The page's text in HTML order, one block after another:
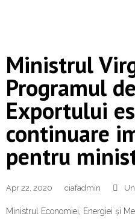
Ministrul
Programul
Exportului
continuare
pentru
Apr 22, 2020 ciafadmin
Ministrul Economiei, Energiei și